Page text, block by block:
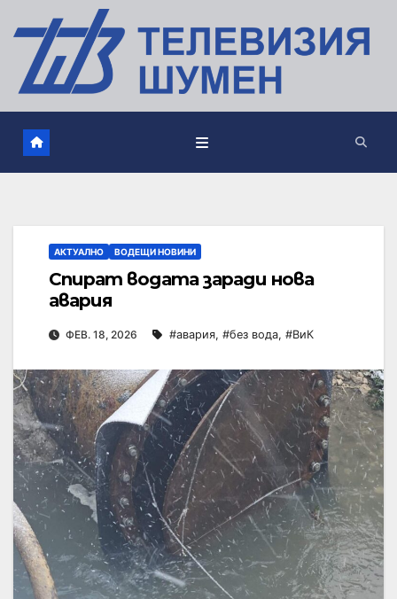
АКТУАЛНО ВОДЕЩИ НОВИНИ
Спират водата заради нова
авария
ФЕВ. 18, 2026 #авария, #без вода, #ВиК